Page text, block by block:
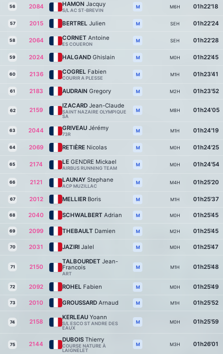
56 2084 HAMON Jacquy
S/L AC ST-BREVIN
M M6H 01h22'18
57 2015 BERTREL Julien M SEH 01h22'24
58 2064 CORNET Antoine
ES COUERON
M SEH 01h22'28
59 2024 HALGAND Ghislain M M0H 01h22'45
60 2136 COGREL Fabien
COURIR A PLESSE
M M1H 01h23'41
61 2183 AUDRAIN Gregory M M2H 01h23'52
62 2159
IZACARD Jean-Claude
SAINT NAZAIRE OLYMPIQUE
SA
M M8H 01h24'05
63 2044 GRIVEAU Jérémy
73R
M M1H 01h24'19
64 2069 RETIÈRE Nicolas M M0H 01h24'25
65 2174 LE GENDRE Mickael
AIRBUS RUNNING TEAM
M M0H 01h24'54
66 2121 LAUNAY Stephane
ACP MUZILLAC
M M4H 01h25'20
67 2012 MELLIER Boris M M1H 01h25'37
68 2040 SCHWALBERT Adrian M M0H 01h25'45
69 2099 THEBAULT Damien M M2H 01h25'45
70 2031 JAZIRI Jalel M M0H 01h25'47
71 2150
TALBOURDET Jean-
Francois
ART
M M1H 01h25'48
72 2092 ROHEL Fabien M M0H 01h25'49
73 2010 GROUSSARD Arnaud M M1H 01h25'52
74 2158
KERLEAU Yoann
S/L ESCO ST ANDRE DES
EAUX
M M0H 01h25'59
75 2144
DUBOIS Thierry
COURSE NATURE À
LAIGNELET
M M3H 01h26'01